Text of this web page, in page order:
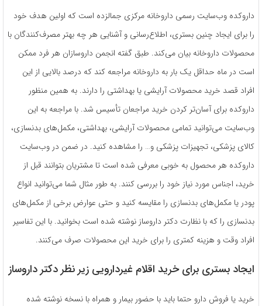
داروکده وب‌سایت رسمی داروخانه مرکزی جمالزده است که اولین هدف خود
را برای ایجاد چنین بستری، اطلاع‌رسانی و آشنایی هر چه بهتر مصرف‌کنندگان با
محصولات داروخانه بیان می‌کند. طبق گفته انجمن داروسازان هر فرد ممکن
است در ماه حداقل یک بار به داروخانه مراجعه کند که درصد بالایی از این
افراد قصد خرید محصولات آرایشی یا بهداشتی را دارند. به همین منظور
داروکده برای آسان‌تر کردن خرید مراجعان تأسیس شد. با مراجعه به این
وب‌سایت می‌توانید تمامی محصولات آرایشی، بهداشتی، مکمل‌های بدنسازی،
کالای پزشکی، تجهیزات پزشکی و… را مشاهده کنید. در ضمن در وب‌سایت
داروکده هر محصول به خوبی معرفی شده است تا مشتریان بتوانند قبل از
خرید، اجناس مورد نیاز خود را بررسی کنند. به طور مثال شما می‌توانید انواع
پودر یا مکمل‌های بدنسازی را مقایسه کنید و حتی عوارض برخی از مکمل‌های
بدنسازی را که با نظارت دکتر داروساز نوشته شده است بخوانید. با این تفاسیر
افراد وقت و هزینه کمتری را برای خرید این محصولات صرف می‌کنند.
ایجاد بستری برای خرید اقلام غیردارویی زیر نظر دکتر داروساز
خرید یا فروش دارو حتما باید با حضور بیمار و همراه با نسخه نوشته شده